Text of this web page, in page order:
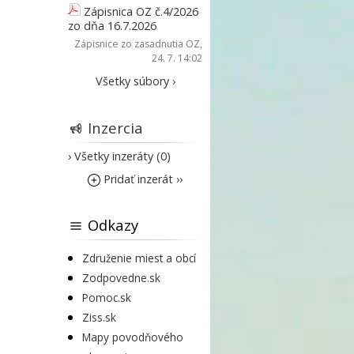
Zápisnica OZ č.4/2026
zo dňa 16.7.2026
Zápisnice zo zasadnutia OZ,
24. 7. 14:02
Všetky súbory ›
Inzercia
› Všetky inzeráty (0)
Pridať inzerát ››
Odkazy
Združenie miest a obcí
Zodpovedne.sk
Pomoc.sk
Ziss.sk
Mapy povodňového